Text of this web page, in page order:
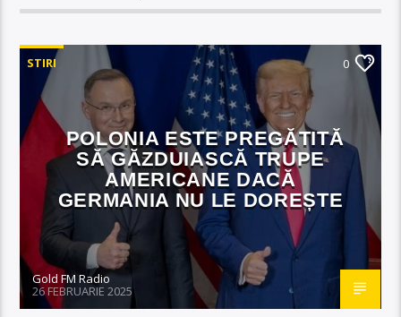
STIRI 0
POLONIA ESTE PREGĂTITĂ
SĂ GĂZDUIASCĂ TRUPE
AMERICANE DACĂ
GERMANIA NU LE DOREȘTE
Gold FM Radio
26 FEBRUARIE 2025